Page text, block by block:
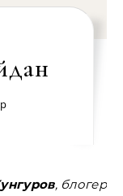
, блогер